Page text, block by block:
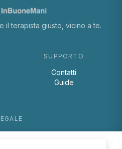
il terapista giusto, vicino a te.
SUPPORTO
Contatti
Guide